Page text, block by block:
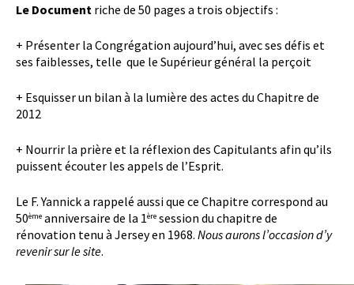
Le Document riche de 50 pages a trois objectifs :
+ Présenter la Congrégation aujourd’hui, avec ses défis et
ses faiblesses, telle que le Supérieur général la perçoit
+ Esquisser un bilan à la lumière des actes du Chapitre de
2012
+ Nourrir la prière et la réflexion des Capitulants afin qu’ils
puissent écouter les appels de l’Esprit.
Le F. Yannick a rappelé aussi que ce Chapitre correspond au
50ème anniversaire de la 1ère session du chapitre de
rénovation tenu à Jersey en 1968. Nous aurons l’occasion d’y
revenir sur le site.